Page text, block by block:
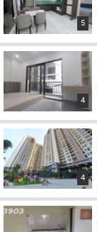
5
4
4